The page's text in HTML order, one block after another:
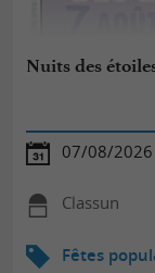
Nuits des
07/08/2026
Classun
Fêtes